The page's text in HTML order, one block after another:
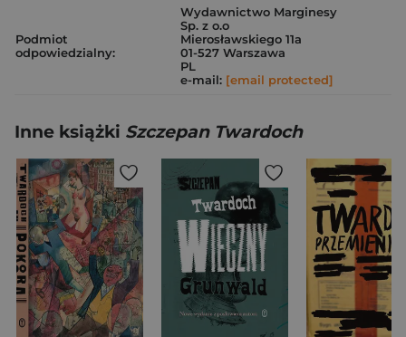
Podmiot
odpowiedzialny:
Wydawnictwo Marginesy
Sp. z o.o
Mierosławskiego 11a
01-527 Warszawa
PL
e-mail: [email protected]
Inne książki Szczepan Twardoch